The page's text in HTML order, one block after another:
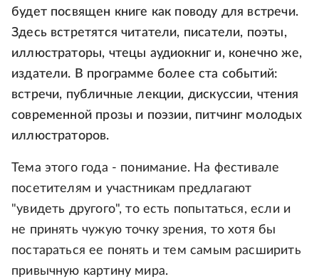
будет посвящен книге как поводу для встречи.
Здесь встретятся читатели, писатели, поэты,
иллюстраторы, чтецы аудиокниг и, конечно же,
издатели. В программе более ста событий:
встречи, публичные лекции, дискуссии, чтения
современной прозы и поэзии, питчинг молодых
иллюстраторов.
Тема этого года - понимание. На фестивале
посетителям и участникам предлагают
"увидеть другого", то есть попытаться, если и
не принять чужую точку зрения, то хотя бы
постараться ее понять и тем самым расширить
привычную картину мира.